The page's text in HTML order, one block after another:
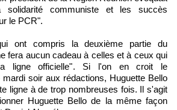
communiste et les succès
le PCR".
ont compris la deuxième partie du
fera aucun cadeau à celles et à ceux qui
ligne officielle". Si l'on en croit le
soir aux rédactions, Huguette Bello
ligne à de trop nombreuses fois. Il s'agit
Huguette Bello de la même façon